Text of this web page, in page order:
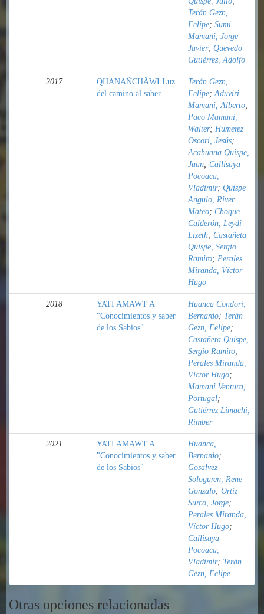
Terán Gezn,
Felipe; Sumi
Mamani, Jorge
Javier; Quevedo
Gutiérrez, Adolfo
2017
QHANAÑCHÄWI Luz
del camino al saber
Terán Gezn,
Felipe;Aduviri
Mamani, Alberto;
Paco Mamani,
Walter; Humerez
Oscori, Jesús;
Acahuana Quispe,
Juan; Callisaya
Pocoaca,
Vladimir; Quispe
Angulo, River
Mateo; Choque
Calderón, Leydi
Lizeth; Castañeta
Quispe, Sergio
Ramiro; Perales
Miranda, Víctor
Hugo
2018
YATI AMAWT'A
"Conocimientos y saber
de los Sabios"
Huanca Condori,
Bernardo; Terán
Gezn, Felipe;
Castañeta Quispe,
Sergio Ramiro;
Perales Miranda,
Víctor Hugo;
Mamani Ventura,
Portugal;
Gutiérrez Limachi,
Rimber
2021
YATI AMAWT'A
"Conocimientos y saber
de los Sabios"
Huanca,
Bernardo;
Gosalvez
Sologuren, Rene
Gonzalo; Ortíz
Surco, Jorge;
Perales Miranda,
Víctor Hugo;
Callisaya
Pocoaca,
Vladimir; Terán
Gezn, Felipe
Otras opciones relacionadas